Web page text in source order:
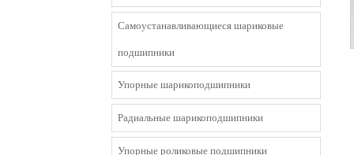
Cамоустанавливающиеся шариковые
подшипники
Упорные шарикоподшипники
Радиальные шарикоподшипники
Упорные роликовые подшипники